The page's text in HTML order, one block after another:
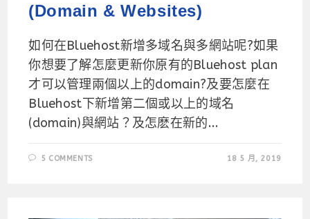
(Domain & Websites)
如何在Bluehost新增多域名與多網站呢?如果
你想要了解怎麼更新你原有的Bluehost plan
才可以管理兩個以上的domain?及要怎麼在
Bluehost下新增第二個或以上的域名
(domain)與網站？及怎麽在新的...
5 COMMENTS 18 5 月, 2019